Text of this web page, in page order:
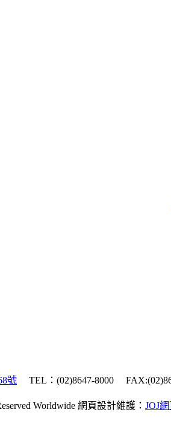
號 TEL：(02)8647-8000
Worldwide 網頁設計維護： JOJ